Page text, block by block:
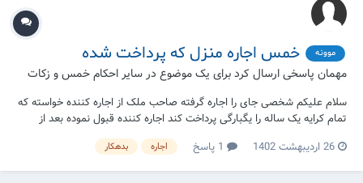
موونه خمس اجاره منزل که پرداخت شده
مهمان پاسخی ارسال کرد برای یک موضوع در سایر احکام خمس و زکات
سلام علیکم شخصی جای را اجاره گرفته صاحب ملک از اجاره کننده خواسته که
تمام کرایه یک ساله را یگبارگی پرداخت کند اجاره کننده قبول نموده بعد از
گذشت حدود سه ماه سر سال اجاره کننده رسیده سئوال این است که برآن پول
پرداخت شده خمس تعلق می گیرد یاخیر؟
26 اردیبهشت 1402 اجاره بدهکار